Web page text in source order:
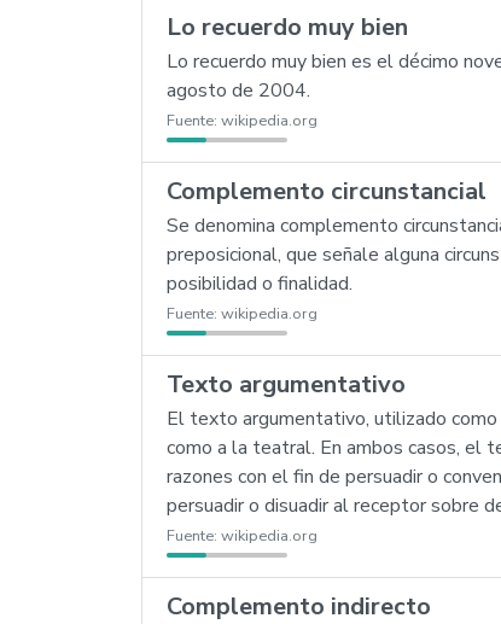
Lo recuerdo muy bien
Lo recuerdo muy bien es el décimo
agosto de 2004.
Fuente: wikipedia.org
Complemento circunstancial
Se denomina complemento
preposicional, que señale alguna
posibilidad o finalidad.
Fuente: wikipedia.org
Texto argumentativo
El texto argumentativo, utilizado como
como a la teatral. En ambos casos, el
razones con el fin de persuadir o
persuadir o disuadir al receptor sobre
Fuente: wikipedia.org
Complemento indirecto